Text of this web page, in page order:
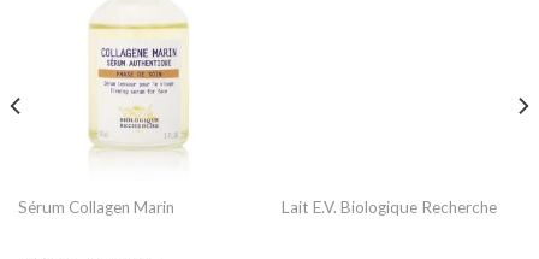
Sérum Collagen Marin Lait E.V. Biologique Recherche